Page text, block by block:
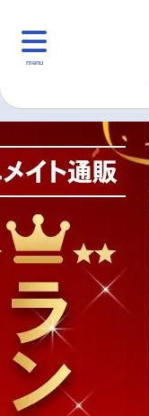
menu
マンガ・ラノベ